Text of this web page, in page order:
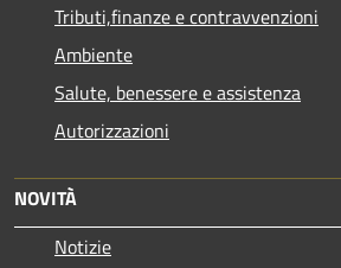
Tributi,finanze e contravvenzioni
Ambiente
Salute, benessere e assistenza
Autorizzazioni
NOVITÀ
Notizie